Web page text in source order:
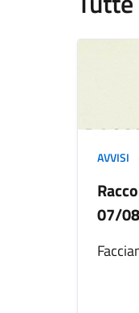
AVVISI
07/